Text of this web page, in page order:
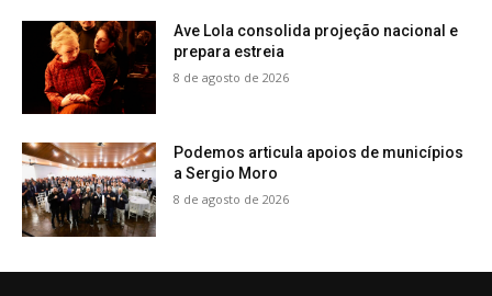
Ave Lola consolida projeção nacional e
prepara estreia
8 de agosto de 2026
Podemos articula apoios de municípios
a Sergio Moro
8 de agosto de 2026